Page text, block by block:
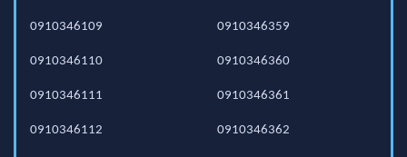
0910346109
0910346110
0910346111
0910346112
0910346359
0910346360
0910346361
0910346362